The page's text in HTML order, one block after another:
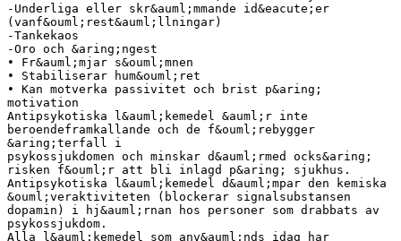
-Underliga eller skr&auml;mmande id&eacute;er
(vanf&ouml;rest&auml;llningar)
-Tankekaos
-Oro och &aring;ngest
• Fr&auml;mjar s&ouml;mnen
• Stabiliserar hum&ouml;ret
• Kan motverka passivitet och brist p&aring;
motivation
Antipsykotiska l&auml;kemedel &auml;r inte
beroendeframkallande och de f&ouml;rebygger
&aring;terfall i
psykossjukdomen och minskar d&auml;rmed ocks&aring;
risken f&ouml;r att bli inlagd p&aring; sjukhus.
Antipsykotiska l&auml;kemedel d&auml;mpar den kemiska
&ouml;veraktiviteten (blockerar signalsubstansen
dopamin) i hj&auml;rnan hos personer som drabbats av
psykossjukdom.
Alla l&auml;kemedel som anv&auml;nds idag har